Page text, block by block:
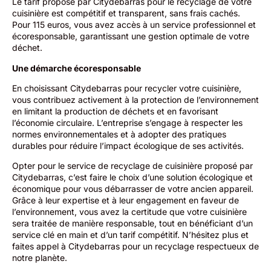
cuisinière est compétitif et transparent, sans frais cachés.
Pour 115 euros, vous avez accès à un service professionnel et
écoresponsable, garantissant une gestion optimale de votre
déchet.
Une démarche écoresponsable
En choisissant Citydebarras pour recycler votre cuisinière,
vous contribuez activement à la protection de l’environnement
en limitant la production de déchets et en favorisant
l’économie circulaire. L’entreprise s’engage à respecter les
normes environnementales et à adopter des pratiques
durables pour réduire l’impact écologique de ses activités.
Opter pour le service de recyclage de cuisinière proposé par
Citydebarras, c’est faire le choix d’une solution écologique et
économique pour vous débarrasser de votre ancien appareil.
Grâce à leur expertise et à leur engagement en faveur de
l’environnement, vous avez la certitude que votre cuisinière
sera traitée de manière responsable, tout en bénéficiant d’un
service clé en main et d’un tarif compétitif. N’hésitez plus et
faites appel à Citydebarras pour un recyclage respectueux de
notre planète.